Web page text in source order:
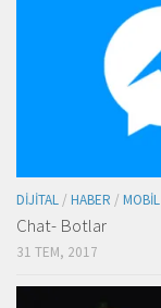
DIJITAL / HABER / MOBIL
Chat- Botlar
31 TEM, 2017